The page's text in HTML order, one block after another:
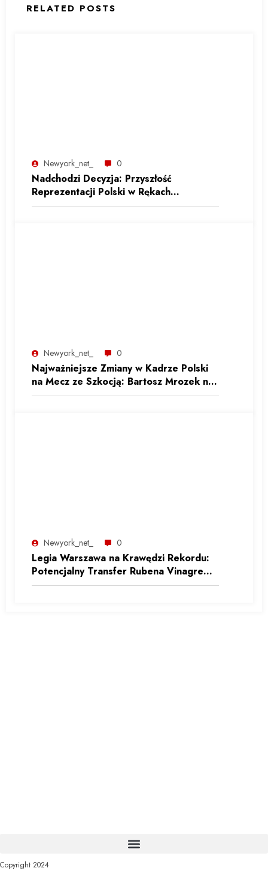
RELATED POSTS
Newyork_net_ 0
Nadchodzi Decyzja: Przyszłość
Reprezentacji Polski w Rękach
Selekcjonera
Newyork_net_ 0
Najważniejsze Zmiany w Kadrze Polski
na Mecz ze Szkocją: Bartosz Mrozek na
Trybunach
Newyork_net_ 0
Legia Warszawa na Krawędzi Rekordu:
Potencjalny Transfer Rubena Vinagre
Może Zmienić Polską Ekstraklasę
Copyright 2024